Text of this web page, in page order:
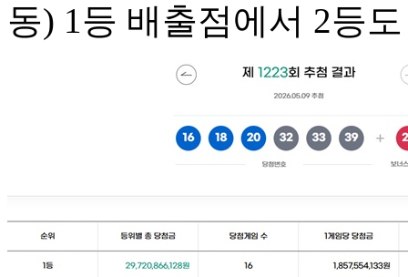
동) 1등 배출점에서 2등